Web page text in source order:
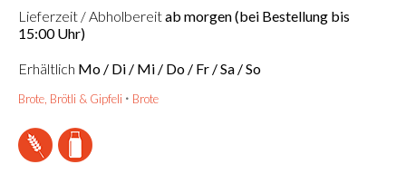
Lieferzeit / Abholbereitab morgen (bei Bestellung bis
15:00 Uhr)
Erhältlich Mo / Di / Mi / Do / Fr / Sa / So
Brote, Brötli & Gipfeli Brote